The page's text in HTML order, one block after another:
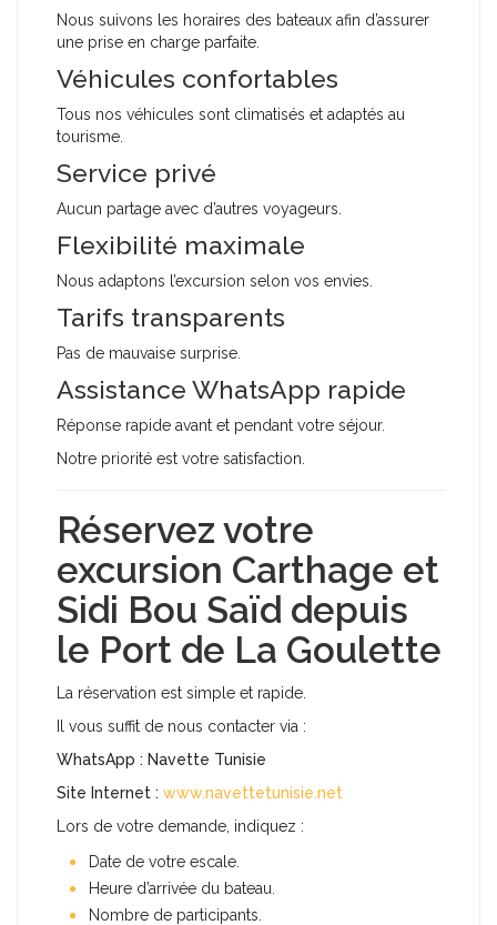
Nous suivons les horaires des bateaux afin d’assurer
une prise en charge parfaite.
Véhicules confortables
Tous nos véhicules sont climatisés et adaptés au
tourisme.
Service privé
Aucun partage avec d’autres voyageurs.
Flexibilité maximale
Nous adaptons l’excursion selon vos envies.
Tarifs transparents
Pas de mauvaise surprise.
Assistance WhatsApp rapide
Réponse rapide avant et pendant votre séjour.
Notre priorité est votre satisfaction.
Réservez votre
excursion Carthage et
Sidi Bou Saïd depuis
le Port de La Goulette
La réservation est simple et rapide.
Il vous suffit de nous contacter via :
WhatsApp : Navette Tunisie
Site Internet : www.navettetunisie.net
Lors de votre demande, indiquez :
Date de votre escale.
Heure d’arrivée du bateau.
Nombre de participants.